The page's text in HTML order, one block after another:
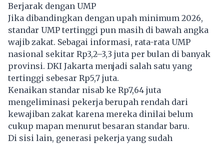
Berjarak dengan UMP
Jika dibandingkan dengan upah minimum 2026,
standar UMP tertinggi pun masih di bawah angka
wajib zakat. Sebagai informasi, rata-rata UMP
nasional sekitar Rp3,2–3,3 juta per bulan di banyak
provinsi. DKI Jakarta menjadi salah satu yang
tertinggi sebesar Rp5,7 juta.
Kenaikan standar nisab ke Rp7,64 juta
mengeliminasi pekerja berupah rendah dari
kewajiban zakat karena mereka dinilai belum
cukup mapan menurut besaran standar baru.
Di sisi lain, generasi pekerja yang sudah